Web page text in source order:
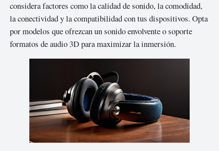
considera factores como la calidad de sonido, la comodidad,
la conectividad y la compatibilidad con tus dispositivos. Opta
por modelos que ofrezcan un sonido envolvente o soporte
formatos de audio 3D para maximizar la inmersión.